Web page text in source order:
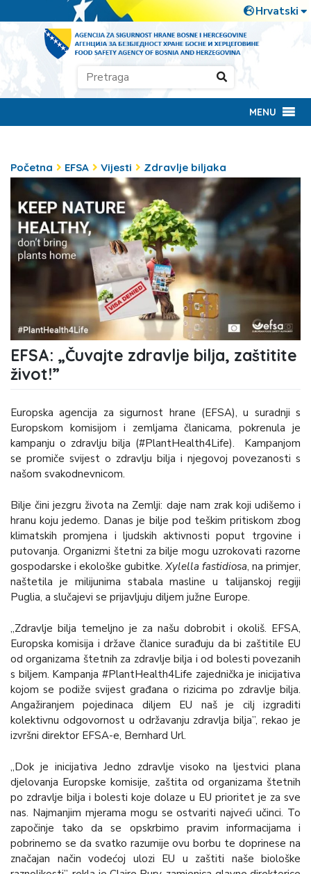
MENU
Početna EFSA Vijesti Zdravlje biljaka
EFSA: „Čuvajte zdravlje bilja, zaštitite
život!”
Europska agencija za sigurnost hrane (EFSA), u suradnji s
Europskom komisijom i zemljama članicama, pokrenula je
kampanju o zdravlju bilja (#PlantHealth4Life). Kampanjom
se promiče svijest o zdravlju bilja i njegovoj povezanosti s
našom svakodnevnicom.
Bilje čini jezgru života na Zemlji: daje nam zrak koji udišemo i
hranu koju jedemo. Danas je bilje pod teškim pritiskom zbog
klimatskih promjena i ljudskih aktivnosti poput trgovine i
putovanja. Organizmi štetni za bilje mogu uzrokovati razorne
gospodarske i ekološke gubitke.Xylella fastidiosa, na primjer,
naštetila je milijunima stabala masline u talijanskoj regiji
Puglia, a slučajevi se prijavljuju diljem južne Europe.
„Zdravlje bilja temeljno je za našu dobrobit i okoliš. EFSA,
Europska komisija i države članice surađuju da bi zaštitile EU
od organizama štetnih za zdravlje bilja i od bolesti povezanih
s biljem. Kampanja #PlantHealth4Life zajednička je inicijativa
kojom se podiže svijest građana o rizicima po zdravlje bilja.
Angažiranjem pojedinaca diljem EU naš je cilj izgraditi
kolektivnu odgovornost u održavanju zdravlja bilja”, rekao je
izvršni direktor EFSA-e, Bernhard Url.
„Dok je inicijativa Jedno zdravlje visoko na ljestvici plana
djelovanja Europske komisije, zaštita od organizama štetnih
po zdravlje bilja i bolesti koje dolaze u EU prioritet je za sve
nas. Najmanjim mjerama mogu se ostvariti najveći učinci. To
započinje tako da se opskrbimo pravim informacijama i
pobrinemo se da svatko razumije ovu borbu te doprinese na
značajan način vodećoj ulozi EU u zaštiti naše biološke